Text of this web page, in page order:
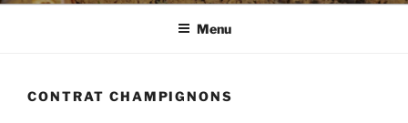
Menu
CONTRAT CHAMPIGNONS